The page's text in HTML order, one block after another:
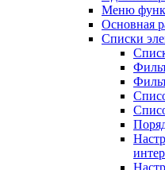
Меню
Основная
Списки